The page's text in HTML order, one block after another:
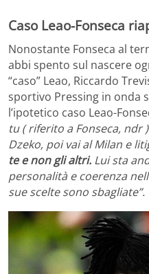
Caso Leao-Fonseca
Nonostante Fonseca al
abbi spento sul nascere
“caso” Leao, Riccardo
sportivo Pressing in onda
l’ipotetico caso Leao-
tu ( riferito a Fonseca, ndr
Dzeko, poi vai al Milan e
te e non gli altri. Lui sta
personalità e coerenza
sue scelte sono sbagliate”.